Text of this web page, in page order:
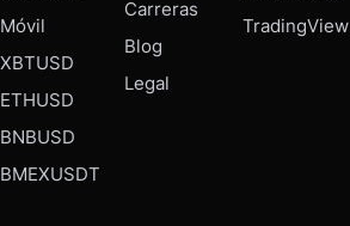
Móvil
XBTUSD
ETHUSD
BNBUSD
BMEXUSDT
Carreras
Blog
Legal
TradingView